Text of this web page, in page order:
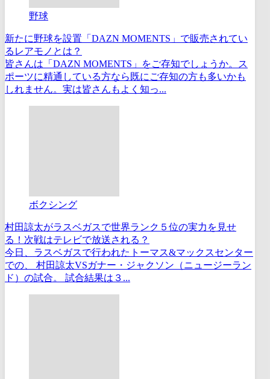
野球
新たに野球を設置「DAZN MOMENTS」で販売されてい
るレアモノとは？
皆さんは「DAZN MOMENTS」をご存知でしょうか。ス
ポーツに精通している方なら既にご存知の方も多いかも
しれません。実は皆さんもよく知っ...
ボクシング
村田諒太がラスベガスで世界ランク５位の実力を見せ
る！次戦はテレビで放送される？
今日、ラスベガスで行われたトーマス&マックスセンター
での、 村田諒太VSガナー・ジャクソン（ニュージーラン
ド）の試合。 試合結果は３...